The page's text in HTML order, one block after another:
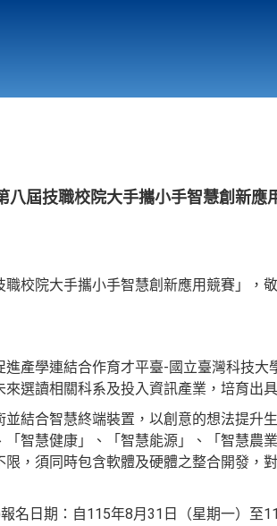
屆技職校院大手攜小手智慧創新應
校院大手攜小手智慧創新應用競賽」，
產學連結合作育才平臺-國立臺灣科技
選讀相關科系及投入資訊產業，培育出
結合智慧終端裝置，以創意的想法提升
「智慧健康」、「智慧能源」、「智慧
，須同時包含軟體及硬體之整合開發，
名日期：自115年8月31日（星期一）至